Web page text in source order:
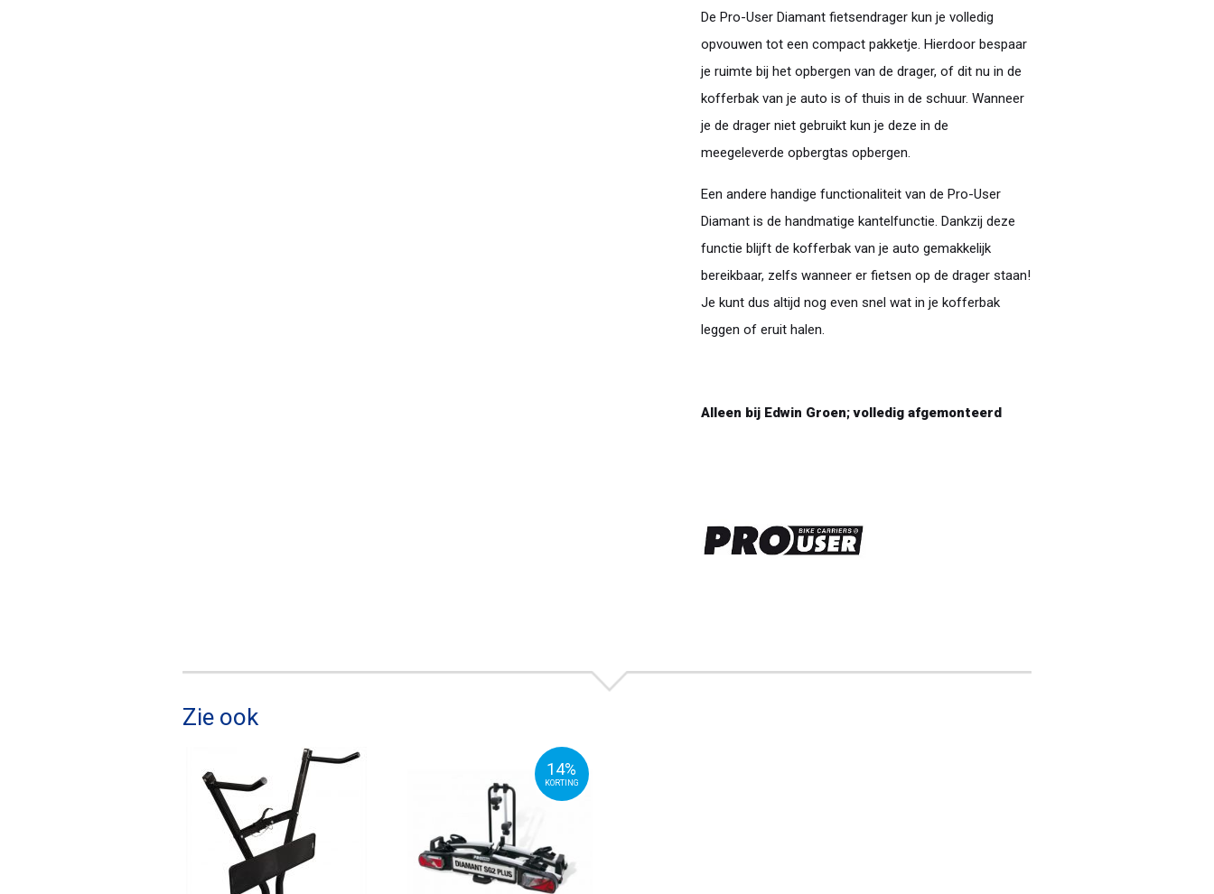
De Pro-User Diamant fietsendrager kun je volledig
opvouwen tot een compact pakketje. Hierdoor bespaar
je ruimte bij het opbergen van de drager, of dit nu in de
kofferbak van je auto is of thuis in de schuur. Wanneer
je de drager niet gebruikt kun je deze in de
meegeleverde opbergtas opbergen.
Een andere handige functionaliteit van de Pro-User
Diamant is de handmatige kantelfunctie. Dankzij deze
functie blijft de kofferbak van je auto gemakkelijk
bereikbaar, zelfs wanneer er fietsen op de drager staan!
Je kunt dus altijd nog even snel wat in je kofferbak
leggen of eruit halen.
Alleen bij Edwin Groen; volledig afgemonteerd
Zie ook
14%
KORTING